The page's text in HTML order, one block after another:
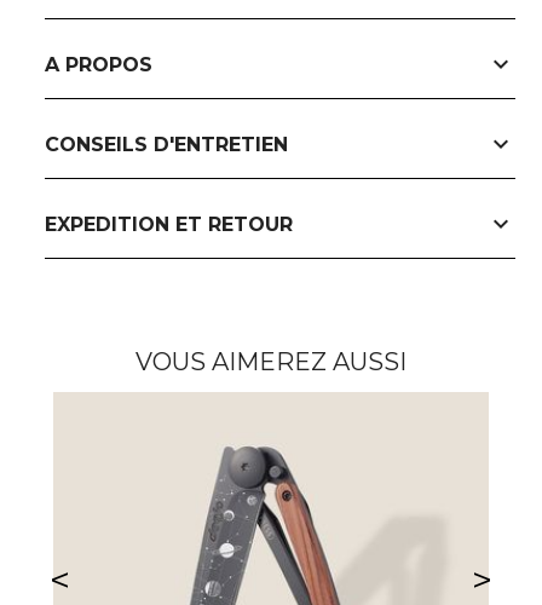
A PROPOS expand_more
CONSEILS D'ENTRETIEN expand_more
EXPEDITION ET RETOUR expand_more
VOUS AIMEREZ AUSSI
< >